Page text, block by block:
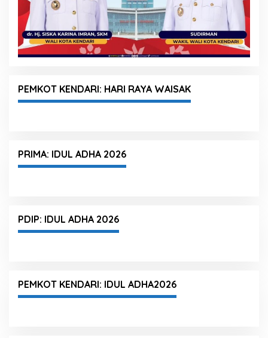
PEMKOT KENDARI: HARI RAYA WAISAK
PRIMA: IDUL ADHA 2026
PDIP: IDUL ADHA 2026
PEMKOT KENDARI: IDUL ADHA2026